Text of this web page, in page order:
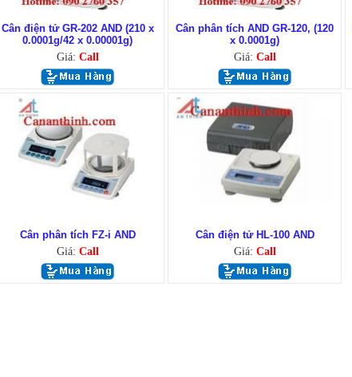
Cân điện tử GR-202 AND (210 x
0.0001g/42 x 0.00001g)
Giá: Call
Cân phân tích AND GR-120, (120
x 0.0001g)
Giá: Call
Cân phân tích FZ-i AND
Giá: Call
Cân điện tử HL-100 AND
Giá: Call